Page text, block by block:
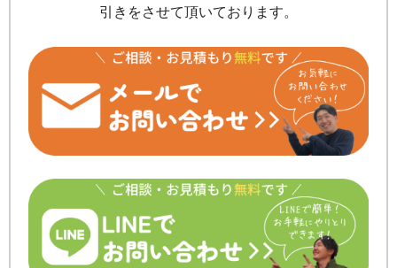
引きをさせて頂いております。